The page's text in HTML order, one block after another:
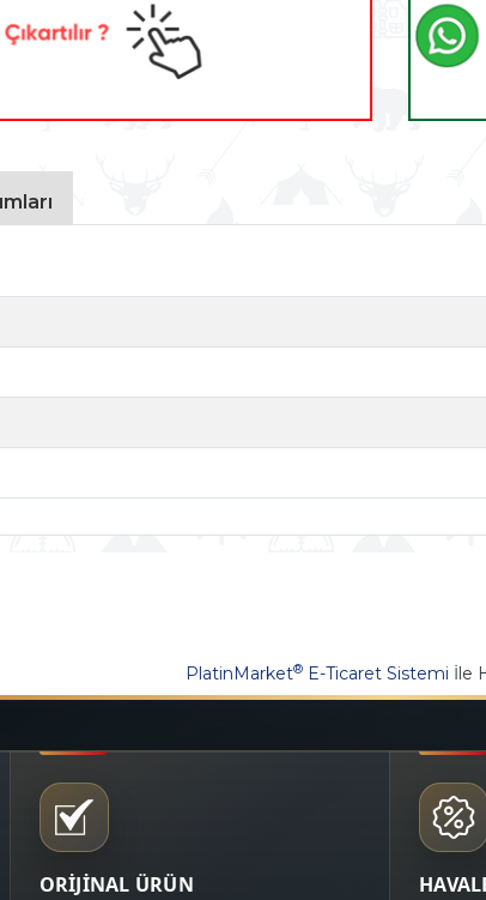
PlatinMarket® E-Ticaret Sistemi İle
ORİJİNAL ÜRÜN